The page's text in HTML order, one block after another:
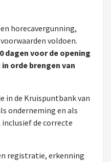
horecavergunning,
voldoen.
dagen voor de opening
orde brengen van
in de Kruispuntbank van
onderneming en als
de correcte
registratie, erkenning